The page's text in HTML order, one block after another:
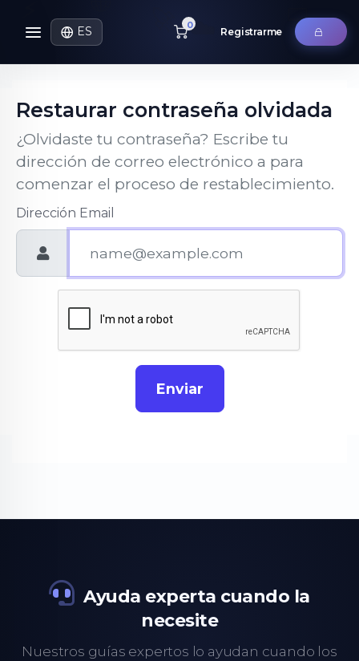
ES 0
Registrarme
🚀 📡
💻
☁️
Restaurar contraseña olvidada
¿Olvidaste tu contraseña? Escribe tu
dirección de correo electrónico a para
comenzar el proceso de restablecimiento.
Dirección Email
Enviar
Ayuda experta cuando la
necesite
Nuestros guías expertos lo ayudan cuando los